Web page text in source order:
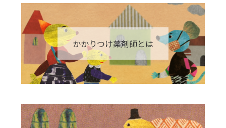
かかりつけ薬剤師とは